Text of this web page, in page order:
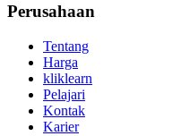
Perusahaan
Tentang
Harga
kliklearn
Pelajari
Kontak
Karier